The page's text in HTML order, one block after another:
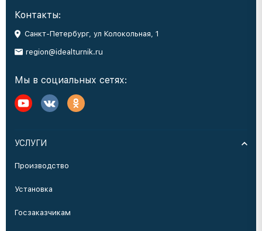
Контакты:
Санкт-Петербург, ул Колокольная, 1
region@idealturnik.ru
Мы в социальных сетях:
УСЛУГИ
Производство
Установка
Госзаказчикам